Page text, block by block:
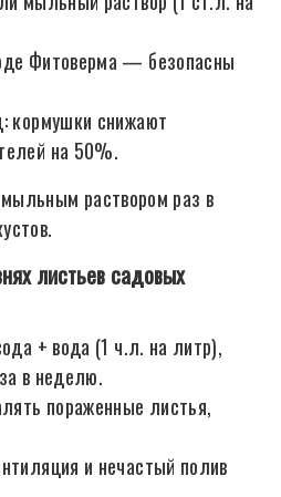
Фитоверма — безопасны
кормушки снижают
на 50%.
раствором раз в
листьев садовых
+ вода (1 ч.л. на литр),
в неделю.
пораженные листья,
и нечастый полив